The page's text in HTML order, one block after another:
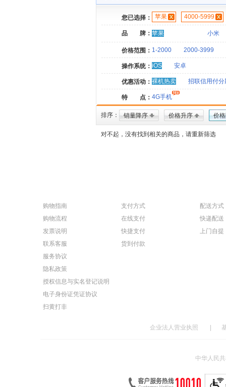
您已选择： 苹果 4000-5999
品 牌： 苹果 小米
价格范围： 1-2000 2000-3999
操作系统： iOS 安卓
优惠活动： 裸机热卖 招联信用付分
特 点： 4G手机
排序： 销量降序 价格升序 价
对不起，没有找到相关的商品，请重新筛选
购物指南
购物流程
发票说明
联系客服
服务协议
隐私政策
授权信息与实名登记说明
电子身份证凭证协议
扫黄打非
支付方式
在线支付
快捷支付
货到付款
配送方式
快递配送
上门自提
企业法人营业执照
中华人民